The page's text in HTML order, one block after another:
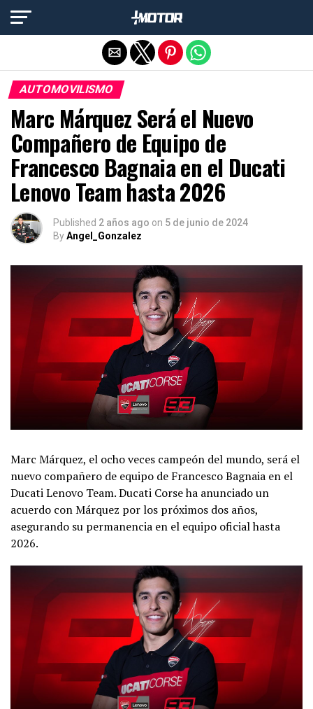
AUTOMOVILISMO
Marc Márquez Será el Nuevo
Compañero de Equipo de
Francesco Bagnaia en el Ducati
Lenovo Team hasta 2026
Published 2 años ago on 5 de junio de 2024
ByAngel_Gonzalez
Marc Márquez, el ocho veces campeón del mundo, será el
nuevo compañero de equipo de Francesco Bagnaia en el
Ducati Lenovo Team. Ducati Corse ha anunciado un
acuerdo con Márquez por los próximos dos años,
asegurando su permanencia en el equipo oficial hasta
2026.
Salir de la versión móvil